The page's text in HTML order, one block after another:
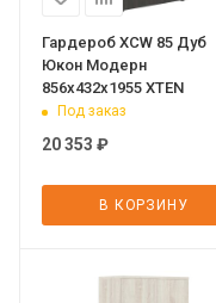
Гардероб XCW 85 Дуб
Юкон Модерн
856х432х1955 XTEN
Под заказ
20 353 ₽
В КОРЗИНУ